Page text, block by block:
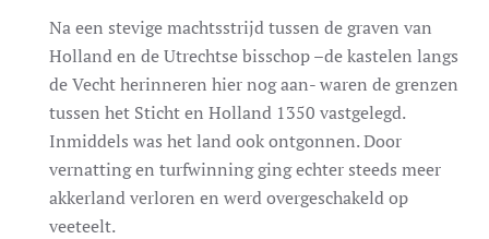
Na een stevige machtsstrijd tussen de graven van
Holland en de Utrechtse bisschop –de kastelen langs
de Vecht herinneren hier nog aan- waren de grenzen
tussen het Sticht en Holland 1350 vastgelegd.
Inmiddels was het land ook ontgonnen. Door
vernatting en turfwinning ging echter steeds meer
akkerland verloren en werd overgeschakeld op
veeteelt.